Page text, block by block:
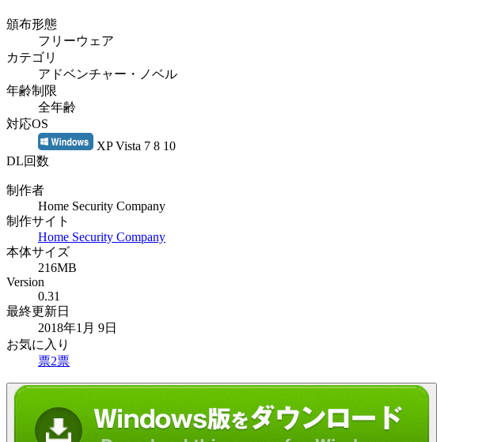
頒布形態
フリーウェア
カテゴリ
アドベンチャー・ノベル
年齢制限
全年齢
対応OS
XP Vista 7 8 10
DL回数
制作者
Home Security Company
制作サイト
Home Security Company
本体サイズ
216MB
Version
0.31
最終更新日
2018年1月 9日
お気に入り
票2票